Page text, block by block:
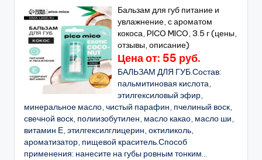
Бальзам для губ питание и
увлажнение, с ароматом
кокоса, PICO MICO, 3.5 г (цены,
отзывы, описание)
Цена от: 55 руб.
БАЛЬЗАМ ДЛЯ ГУБ.Состав:
пальмитиновая кислота,
этилгексиловый эфир,
минеральное масло, чистый парафин, пчелиный воск,
свечной воск, полиизобутилен, масло какао, масло ши,
витамин Е, этилгексилглицерин, октиликоль,
ароматизатор, пищевой краситель.Способ
применения: нанесите на губы ровным тонким...